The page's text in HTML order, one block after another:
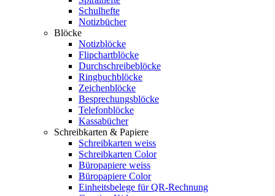
Schulhefte
Notizbücher
Blöcke
Notizblöcke
Flipchartblöcke
Durchschreibeblöcke
Ringbuchblöcke
Zeichenblöcke
Besprechungsblöcke
Telefonblöcke
Kassabücher
Schreibkarten & Papiere
Schreibkarten weiss
Schreibkarten Color
Büropapiere weiss
Büropapiere Color
Einheitsbelege für QR-Rechnung